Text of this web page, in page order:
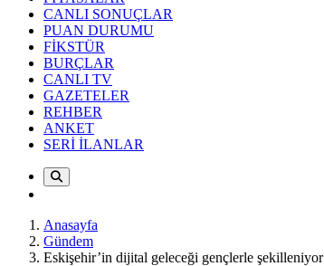
CANLI SONUÇLAR
PUAN DURUMU
FİKSTÜR
BURÇLAR
CANLI TV
GAZETELER
REHBER
ANKET
SERİ İLANLAR
Anasayfa
Gündem
Eskişehir’in dijital geleceği gençlerle şekilleniyor